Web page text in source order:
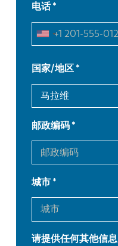
电话
国家/地区
邮政编码
城市
请提供任何其他信息
EN
FR
DE
ES
PL